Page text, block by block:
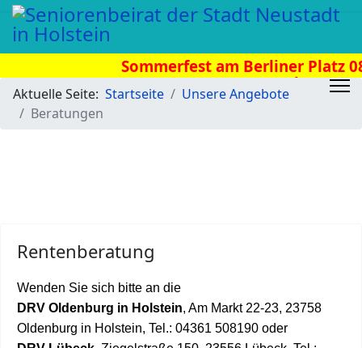
Sommerfest am Berliner Platz
Uhr
Aktuelle Seite: Startseite
Unsere Angebote
Beratungen
Rentenberatung
Wenden Sie sich bitte an die
DRV Oldenburg in Holstein, Am Markt 22-23, 23758
Oldenburg in Holstein, Tel.: 04361 508190 oder